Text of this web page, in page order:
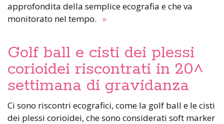
approfondita della semplice ecografia e che va
monitorato nel tempo. »
Golf ball e cisti dei plessi
corioidei riscontrati in 20^
settimana di gravidanza
Ci sono riscontri ecografici, come la golf ball e le cisti
dei plessi corioidei, che sono considerati soft marker